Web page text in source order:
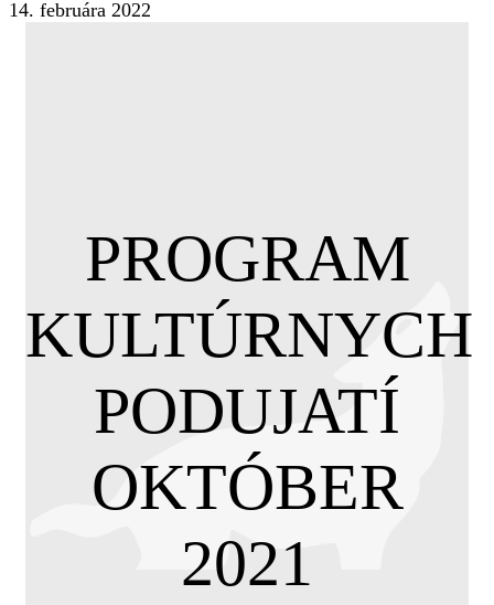
14. februára 2022
PROGRAM
KULTÚRNYCH
PODUJATÍ
OKTÓBER
2021